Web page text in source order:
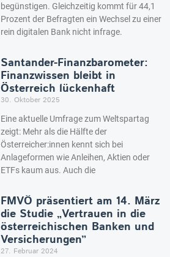
begünstigen. Gleichzeitig kommt für 44,1
Prozent der Befragten ein Wechsel zu einer
rein digitalen Bank nicht infrage.
Santander-Finanzbarometer:
Finanzwissen bleibt in
Österreich lückenhaft
30. Oktober 2025
Eine aktuelle Umfrage zum Weltspartag
zeigt: Mehr als die Hälfte der
Österreicher:innen kennt sich bei
Anlageformen wie Anleihen, Aktien oder
ETFs kaum aus. Auch die
FMVÖ präsentiert am 14. März
die Studie „Vertrauen in die
österreichischen Banken und
Versicherungen”
27. Februar 2024